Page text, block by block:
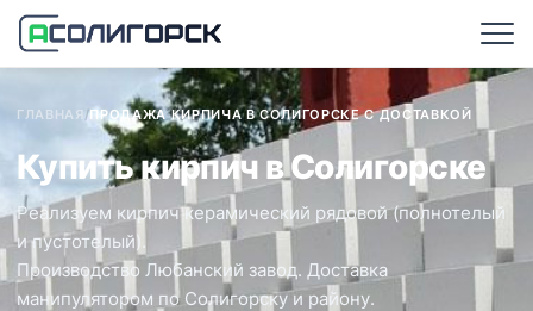
ГЛАВНАЯ /ПРОДАЖА КИРПИЧА В СОЛИГОРСКЕ С ДОСТАВКОЙ
Купить кирпич в Солигорске
Реализуем кирпич керамический рядовой (полнотелый
и пустотелый).
Производство Любанский завод. Доставка
манипулятором по Солигорску и району.